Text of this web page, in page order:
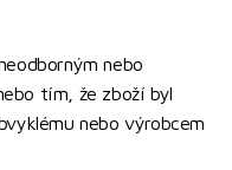
nebo
tím, že zboží byl
nebo výrobcem